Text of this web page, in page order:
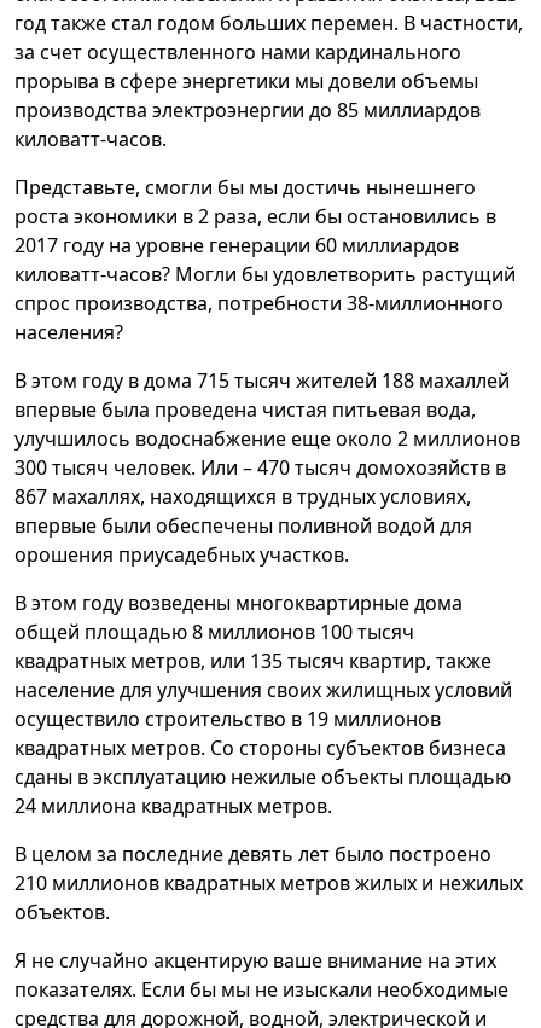
год также стал годом больших перемен. В частности,
за счет осуществленного нами кардинального
прорыва в сфере энергетики мы довели объемы
производства электроэнергии до 85 миллиардов
киловатт-часов.
Представьте, смогли бы мы достичь нынешнего
роста экономики в 2 раза, если бы остановились в
2017 году на уровне генерации 60 миллиардов
киловатт-часов? Могли бы удовлетворить растущий
спрос производства, потребности 38-миллионного
населения?
В этом году в дома 715 тысяч жителей 188 махаллей
впервые была проведена чистая питьевая вода,
улучшилось водоснабжение еще около 2 миллионов
300 тысяч человек. Или – 470 тысяч домохозяйств в
867 махаллях, находящихся в трудных условиях,
впервые были обеспечены поливной водой для
орошения приусадебных участков.
В этом году возведены многоквартирные дома
общей площадью 8 миллионов 100 тысяч
квадратных метров, или 135 тысяч квартир, также
население для улучшения своих жилищных условий
осуществило строительство в 19 миллионов
квадратных метров. Со стороны субъектов бизнеса
сданы в эксплуатацию нежилые объекты площадью
24 миллиона квадратных метров.
В целом за последние девять лет было построено
210 миллионов квадратных метров жилых и нежилых
объектов.
Я не случайно акцентирую ваше внимание на этих
показателях. Если бы мы не изыскали необходимые
средства для дорожной, водной, электрической и